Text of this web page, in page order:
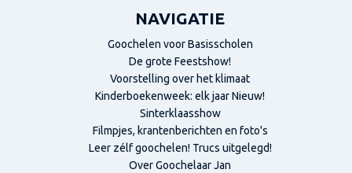
NAVIGATIE
Goochelen voor Basisscholen
De grote Feestshow!
Voorstelling over het klimaat
Kinderboekenweek: elk jaar Nieuw!
Sinterklaasshow
Filmpjes, krantenberichten en foto's
Leer zélf goochelen! Trucs uitgelegd!
Over Goochelaar Jan